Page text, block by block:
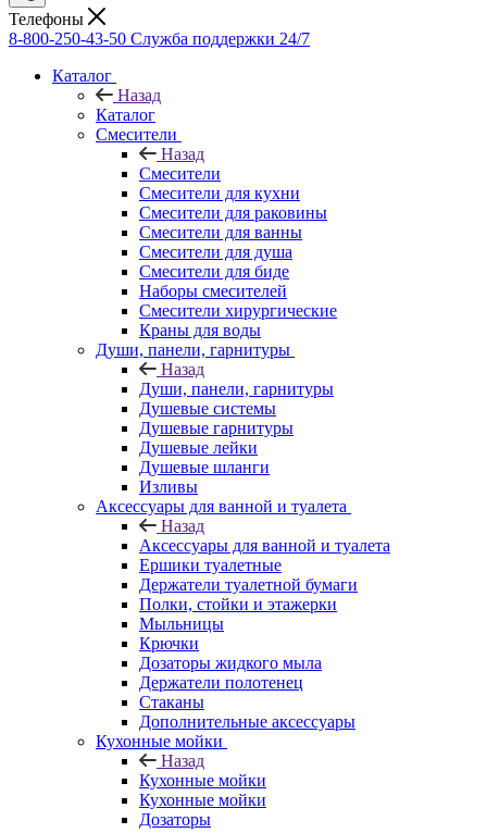
Телефоны
8-800-250-43-50 Служба поддержки 24/7
Каталог
Назад
Каталог
Смесители
Назад
Смесители
Смесители для кухни
Смесители для раковины
Смесители для ванны
Смесители для душа
Смесители для биде
Наборы смесителей
Смесители хирургические
Краны для воды
Души, панели, гарнитуры
Назад
Души, панели, гарнитуры
Душевые системы
Душевые гарнитуры
Душевые лейки
Душевые шланги
Изливы
Аксессуары для ванной и туалета
Назад
Аксессуары для ванной и туалета
Ершики туалетные
Держатели туалетной бумаги
Полки, стойки и этажерки
Мыльницы
Крючки
Дозаторы жидкого мыла
Держатели полотенец
Стаканы
Дополнительные аксессуары
Кухонные мойки
Назад
Кухонные мойки
Кухонные мойки
Дозаторы